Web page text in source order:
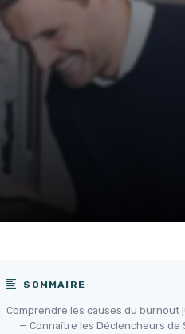
SOMMAIRE
Comprendre les causes du burnout
— Connaître les Déclencheurs de